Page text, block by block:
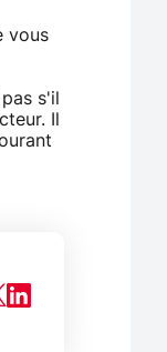
vous
s'il
Il